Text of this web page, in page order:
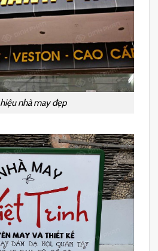
nhà may đẹp